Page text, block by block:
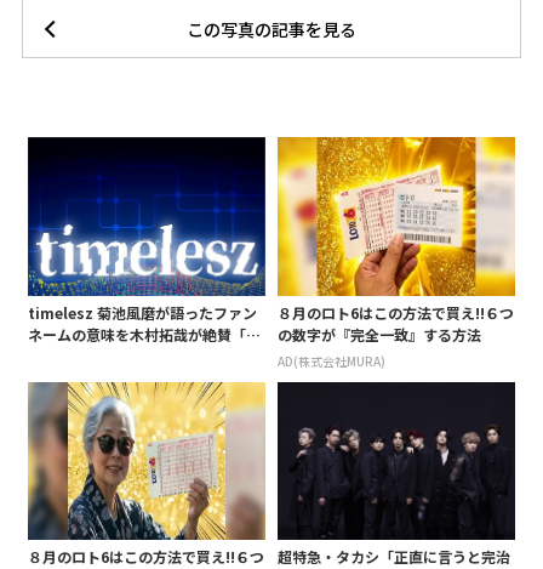
この写真の記事を見る
timelesz 菊池風磨が語ったファン
ネームの意味を木村拓哉が絶賛「考
８月のロト6はこの方法で買え!!６つ
の数字が『完全一致』する方法
AD(株式会社MURA)
８月のロト6はこの方法で買え!!６つ
超特急・タカシ「正直に言うと完治